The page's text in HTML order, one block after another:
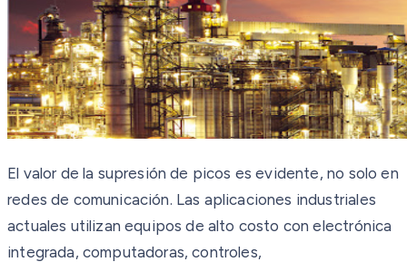
El valor de la supresión de picos es evidente, no solo en
redes de comunicación. Las aplicaciones industriales
actuales utilizan equipos de alto costo con electrónica
integrada, computadoras, controles,